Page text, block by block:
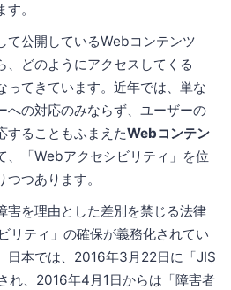
。
て公開しているWebコンテンツ
、どのようにアクセスしてくる
ってきています。近年では、単な
への対応のみならず、ユーザーの
することもふまえたWebコンテン
、「Webアクセシビリティ」を位
つあります。
害を理由とした差別を禁じる法律
リティ」の確保が義務化されてい
日本では、2016年3月22日に「JIS
れ、2016年4月1日からは「障害者